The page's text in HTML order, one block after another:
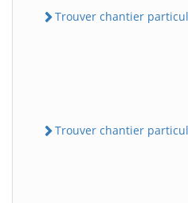
Trouver chantier
Trouver chantier